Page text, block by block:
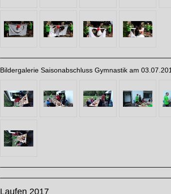
Bildergalerie Saisonabschluss Gymnastik am
Laufen 2017